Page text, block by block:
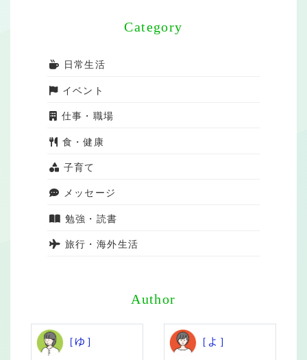
Category
日常生活
イベント
仕事・職場
食・健康
子育て
メッセージ
勉強・読書
旅行・海外生活
Author
［ゆ］ ［よ］